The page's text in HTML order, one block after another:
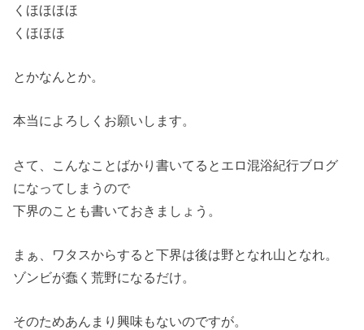
くほほほほ
くほほほ
とかなんとか。
本当によろしくお願いします。
さて、こんなことばかり書いてるとエロ混浴紀行ブログ
になってしまうので
下界のことも書いておきましょう。
まぁ、ワタスからすると下界は後は野となれ山となれ。
ゾンビが蠢く荒野になるだけ。
そのためあんまり興味もないのですが。